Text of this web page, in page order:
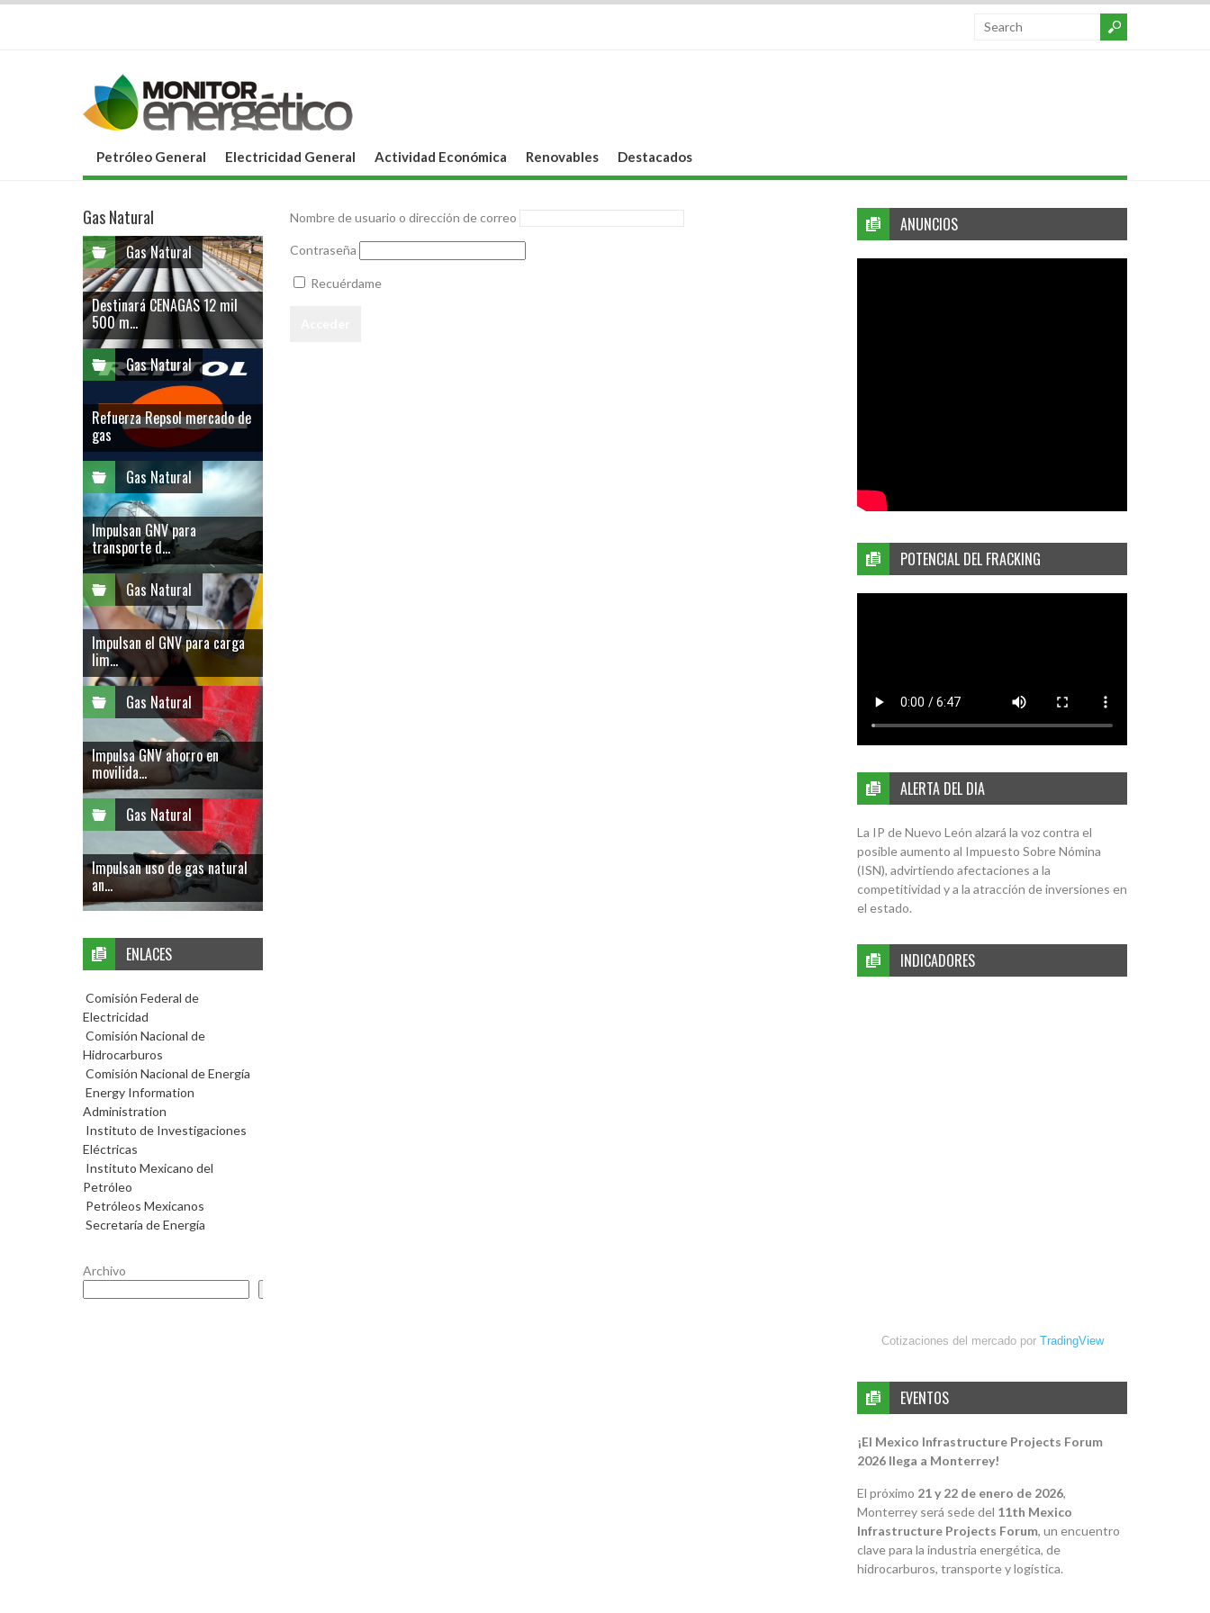
Petróleo General Electricidad General Actividad Económica Renovables Destacados
Nombre de usuario o dirección de correo
Contraseña
Recuérdame
ANUNCIOS
POTENCIAL DEL FRACKING
ALERTA DEL DIA
La IP de Nuevo León alzará la voz contra el
posible aumento al Impuesto Sobre Nómina
(ISN), advirtiendo afectaciones a la
competitividad y a la atracción de inversiones en
el estado.
INDICADORES
Cotizaciones del mercado por TradingView
EVENTOS
¡El Mexico Infrastructure Projects Forum
2026 llega a Monterrey!
El próximo 21 y 22 de enero de 2026,
Monterrey será sede del 11th Mexico
Infrastructure Projects Forum, un encuentro
clave para la industria energética, de
hidrocarburos, transporte y logística.
Gas Natural
Gas Natural
Destinará CENAGAS 12 mil
500 m...
Gas Natural
Refuerza Repsol mercado de
gas
Gas Natural
Impulsan GNV para
transporte d...
Gas Natural
Impulsan el GNV para carga
lim...
Gas Natural
Impulsa GNV ahorro en
movilida...
Gas Natural
Impulsan uso de gas natural
an...
ENLACES
Comisión Federal de
Electricidad
Comisión Nacional de
Hidrocarburos
Comisión Nacional de Energía
Energy Information
Administration
Instituto de Investigaciones
Eléctricas
Instituto Mexicano del
Petróleo
Petróleos Mexicanos
Secretaría de Energía
Archivo